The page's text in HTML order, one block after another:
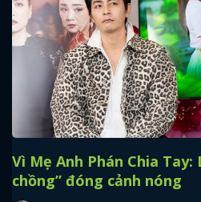
Vì Mẹ Anh Phán Chia
chồng” đóng cảnh nóng